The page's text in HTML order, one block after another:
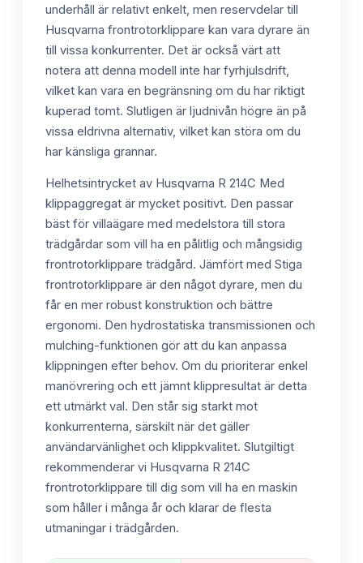
underhåll är relativt enkelt, men reservdelar till
Husqvarna frontrotorklippare kan vara dyrare än
till vissa konkurrenter. Det är också värt att
notera att denna modell inte har fyrhjulsdrift,
vilket kan vara en begränsning om du har riktigt
kuperad tomt. Slutligen är ljudnivån högre än på
vissa eldrivna alternativ, vilket kan störa om du
har känsliga grannar.
Helhetsintrycket av Husqvarna R 214C Med
klippaggregat är mycket positivt. Den passar
bäst för villaägare med medelstora till stora
trädgårdar som vill ha en pålitlig och mångsidig
frontrotorklippare trädgård. Jämfört med Stiga
frontrotorklippare är den något dyrare, men du
får en mer robust konstruktion och bättre
ergonomi. Den hydrostatiska transmissionen och
mulching-funktionen gör att du kan anpassa
klippningen efter behov. Om du prioriterar enkel
manövrering och ett jämnt klippresultat är detta
ett utmärkt val. Den står sig starkt mot
konkurrenterna, särskilt när det gäller
användarvänlighet och klippkvalitet. Slutgiltigt
rekommenderar vi Husqvarna R 214C
frontrotorklippare till dig som vill ha en maskin
som håller i många år och klarar de flesta
utmaningar i trädgården.